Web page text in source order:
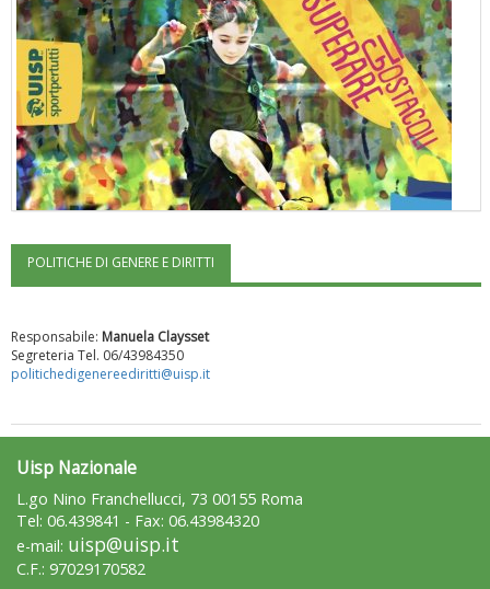
"Superare gli ostacoli": la relazione di Tiziano Pesce al CN Uisp
Luglio 2026: "Pensando con i piedi, si possono fare le
POLITICHE DI GENERE E DIRITTI
Responsabile: Manuela Claysset
Segreteria Tel. 06/43984350
politichedigenereediritti@uisp.it
Uisp Nazionale
L.go Nino Franchellucci, 73 00155 Roma
Tel: 06.439841 - Fax: 06.43984320
e-mail: uisp@uisp.it
C.F.: 97029170582